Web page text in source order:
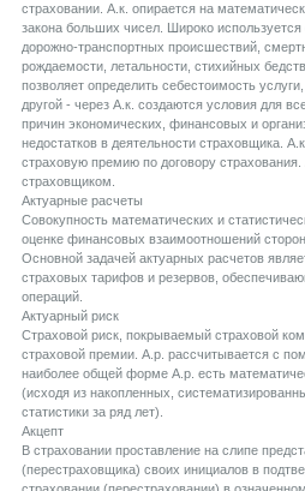
страховании. А.к. опирается на
закона больших чисел. Широко используется
дорожно-транспортных происшествий,
рождаемости, летальности, стихийных
позволяет определить себестоимость
другой - через А.к. создаются условия для
причин экономических, финансовых и
недостатков в деятельности страховщика.
страховую премию по договору
страховщиком.
Aктуарные расчеты
Совокупность математических и
оценке финансовых взаимоотношений
Основной задачей актуарных расчетов
страховых тарифов и резервов,
операций.
Aктуарный риск
Страховой риск, покрываемый страховой
страховой премии. А.р. рассчитывается с
наиболее общей форме А.р. есть
(исходя из накопленных,
статистики за ряд лет).
Aкцепт
В страховании проставление на слипе
(перестраховщика) своих инициалов в